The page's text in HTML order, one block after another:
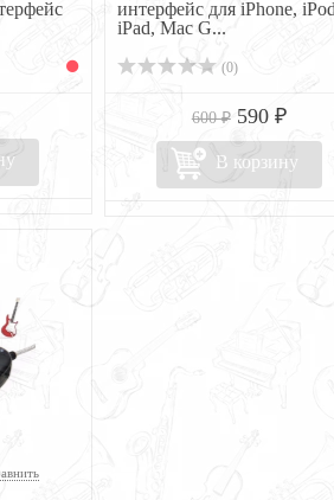
интерфейс для iPhone,
iPad, Mac G...
(0)
600 ₽ 590 ₽
В корзину